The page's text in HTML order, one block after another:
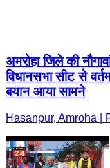
अमरोहा जिले की
विधानसभा सीट से
बयान आया सामने
Hasanpur, Amroha |